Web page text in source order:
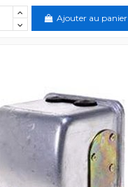
Ajouter au panier